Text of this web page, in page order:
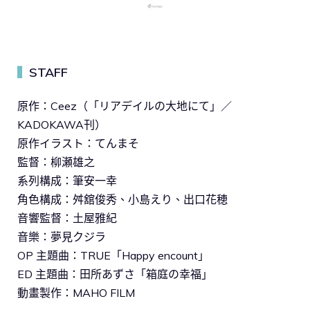
STAFF
原作：Ceez（「リアデイルの大地にて」／
KADOKAWA刊）
原作イラスト：てんまそ
監督：柳瀬雄之
系列構成：筆安一幸
角色構成：舛舘俊秀、小島えり、出口花穂
音響監督：土屋雅紀
音樂：夢見クジラ
OP 主題曲：TRUE「Happy encount」
ED 主題曲：田所あずさ「箱庭の幸福」
動畫製作：MAHO FILM